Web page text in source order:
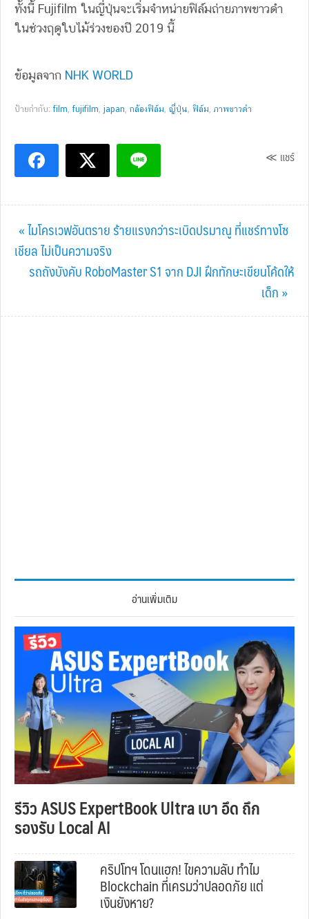
ทั้งนี้ Fujifilm ในญี่ปุ่นจะเริ่มจำหน่ายฟิล์มถ่ายภาพขาวดำ
ในช่วงฤดูใบไม้ร่วงของปี 2019 นี้
ข้อมูลจาก NHK WORLD
ป้ายกำกับ:film ,fujifilm japan กล้องฟิล์ม ญี่ปุ่น ฟิล์ม ภาพขาวดำ
≪ แชร์
Previous
Post:
« ไมโครเวฟอันตราย ร้ายแรงกว่าระเบิดปรมาณู ที่แชร์ทางโซ
เชียล ไม่เป็นความจริง
Next
รถถังบังคับ RoboMaster S1 จาก DJI ฝึกทักษะเขียนโค้ดให้
เด็ก »
อ่านเพิ่มเติม
รีวิว ASUS ExpertBook Ultra เบา อึด ถึก
รองรับ Local AI
คริปโทฯ โดนแฮก! ไขความลับ ทำไม
Blockchain ที่เครมว่าปลอดภัย แต่
เงินยังหาย?